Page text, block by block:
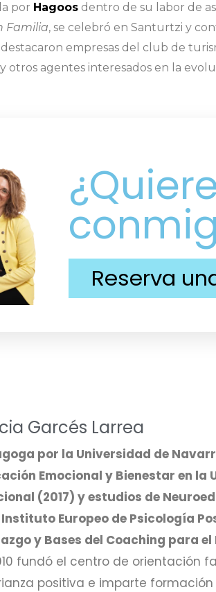
por Hagoosdentro de su labor de
Familia, se celebró en Santurtzi y
empresas del club de
otros agentes interesados en la
Reserva
Garcés Larrea
por la Universidad de
Emocional y Bienestar en
(2017) y estudios de
Instituto Europeo de Psicología
y Bases del Coaching para
fundó el centro de orientación
positiva e imparte